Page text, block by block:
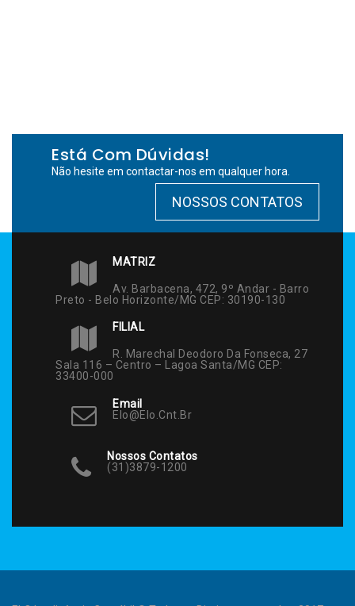
Está Com Dúvidas!
Não hesite em contactar-nos em qualquer hora.
NOSSOS CONTATOS
MATRIZ
Av. Barbacena, 472, 9º Andar - Barro
Preto - Belo Horizonte/MG CEP: 30190-130
FILIAL
R. Marechal Deodoro Da Fonseca, 27
Sala 116 – Centro – Lagoa Santa/MG CEP:
33400-000
Email
Elo@elo.cnt.br
Nossos Contatos
(31)3879-1200